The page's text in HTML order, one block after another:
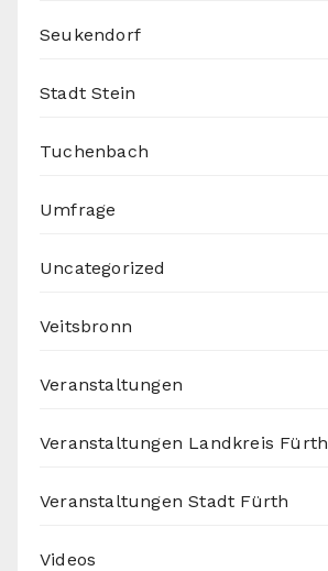
Seukendorf
Stadt Stein
Tuchenbach
Umfrage
Uncategorized
Veitsbronn
Veranstaltungen
Veranstaltungen Landkreis Fürth
Veranstaltungen Stadt Fürth
Videos